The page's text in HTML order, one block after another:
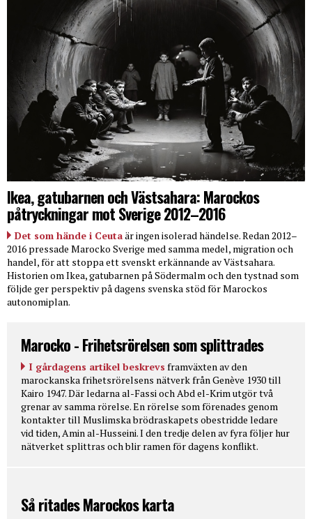
Ikea, gatubarnen och Västsahara: Marockos
påtryckningar mot Sverige 2012–2016
Det som hände i Ceutaär ingen isolerad händelse. Redan 2012–
2016 pressade Marocko Sverige med samma medel, migration och
handel, för att stoppa ett svenskt erkännande av Västsahara.
Historien om Ikea, gatubarnen på Södermalm och den tystnad som
följde ger perspektiv på dagens svenska stöd för Marockos
autonomiplan.
Marocko - Frihetsrörelsen som splittrades
I gårdagens artikel beskrevs framväxten av den
marockanska frihetsrörelsens nätverk från Genève 1930 till
Kairo 1947. Där ledarna al-Fassi och Abd el-Krim utgör två
grenar av samma rörelse. En rörelse som förenades genom
kontakter till Muslimska brödraskapets obestridde ledare
vid tiden, Amin al-Husseini. I den tredje delen av fyra följer hur
nätverket splittras och blir ramen för dagens konflikt.
Så ritades Marockos karta